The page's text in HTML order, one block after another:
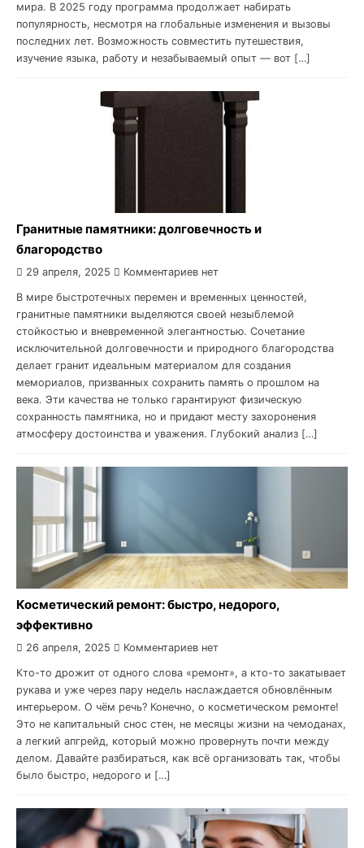
мира. В 2025 году программа продолжает набирать
популярность, несмотря на глобальные изменения и вызовы
последних лет. Возможность совместить путешествия,
изучение языка, работу и незабываемый опыт — вот […]
Гранитные памятники: долговечность и
благородство
29 апреля, 2025 Комментариев нет
В мире быстротечных перемен и временных ценностей,
гранитные памятники выделяются своей незыблемой
стойкостью и вневременной элегантностью. Сочетание
исключительной долговечности и природного благородства
делает гранит идеальным материалом для создания
мемориалов, призванных сохранить память о прошлом на
века. Эти качества не только гарантируют физическую
сохранность памятника, но и придают месту захоронения
атмосферу достоинства и уважения. Глубокий анализ […]
Косметический ремонт: быстро, недорого,
эффективно
26 апреля, 2025 Комментариев нет
Кто-то дрожит от одного слова «ремонт», а кто-то закатывает
рукава и уже через пару недель наслаждается обновлённым
интерьером. О чём речь? Конечно, о косметическом ремонте!
Это не капитальный снос стен, не месяцы жизни на чемоданах,
а легкий апгрейд, который можно провернуть почти между
делом. Давайте разбираться, как всё организовать так, чтобы
было быстро, недорого и […]